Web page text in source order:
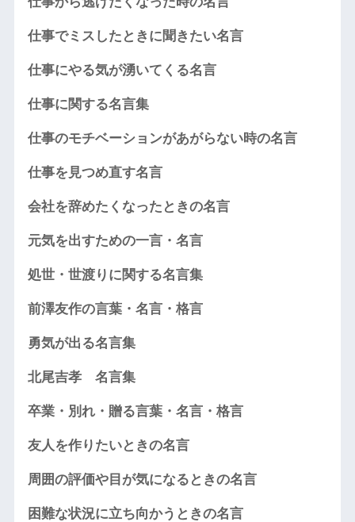
仕事でミスしたときに聞きたい名言
仕事にやる気が湧いてくる名言
仕事に関する名言集
仕事のモチベーションがあがらない時の名言
仕事を見つめ直す名言
会社を辞めたくなったときの名言
元気を出すための一言・名言
処世・世渡りに関する名言集
前澤友作の言葉・名言・格言
勇気が出る名言集
北尾吉孝 名言集
卒業・別れ・贈る言葉・名言・格言
友人を作りたいときの名言
周囲の評価や目が気になるときの名言
困難な状況に立ち向かうときの名言